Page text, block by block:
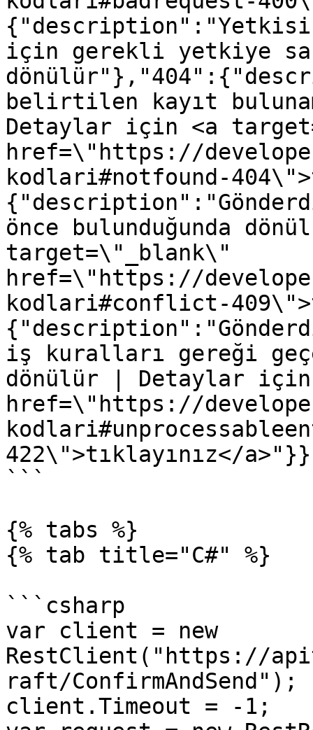
için gerekli yetkiye
belirtilen kayıt
Detaylar için <a
href=\"https://
kodlari#notfound-
önce bulunduğunda
target=\"_blank\"
href=\"https://
kodlari#conflict-
iş kuralları gereği
dönülür | Detaylar
href=\"https://
422\">tıklayınız</
```
{% tabs %}
{% tab title="C#" %}
```csharp
var client = new
RestClient("https://
raft/ConfirmAndSend");
client.Timeout = -1;